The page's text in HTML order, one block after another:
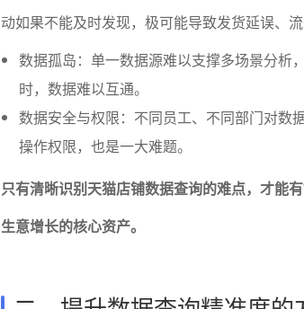
动如果不能及时发现，极可能导致发货延误、
数据孤岛：单一数据源难以支撑多场景分析
时，数据难以互通。
数据安全与权限：不同员工、不同部门对数
操作权限，也是一大难题。
只有清晰识别天猫店铺数据查询的难点，才能
生意增长的核心资产。